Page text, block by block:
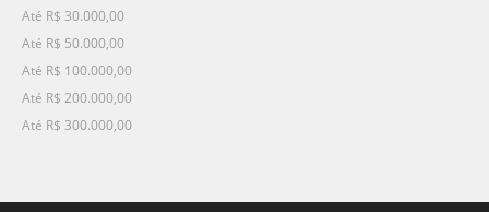
Até R$ 30.000,00
Até R$ 50.000,00
Até R$ 100.000,00
Até R$ 200.000,00
Até R$ 300.000,00